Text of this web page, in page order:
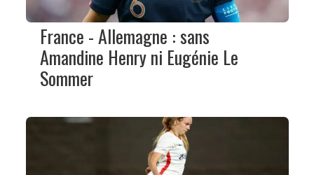
France - Allemagne : sans
Amandine Henry ni Eugénie Le
Sommer